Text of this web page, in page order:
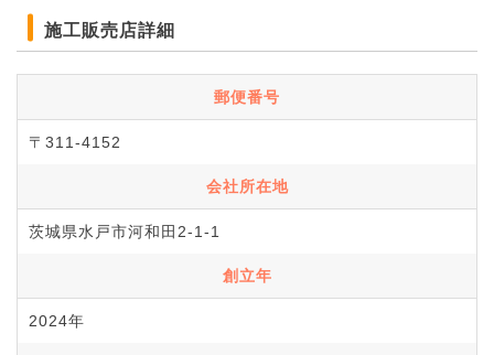
施工販売店詳細
郵便番号
〒311-4152
会社所在地
茨城県水戸市河和田2-1-1
創立年
2024年